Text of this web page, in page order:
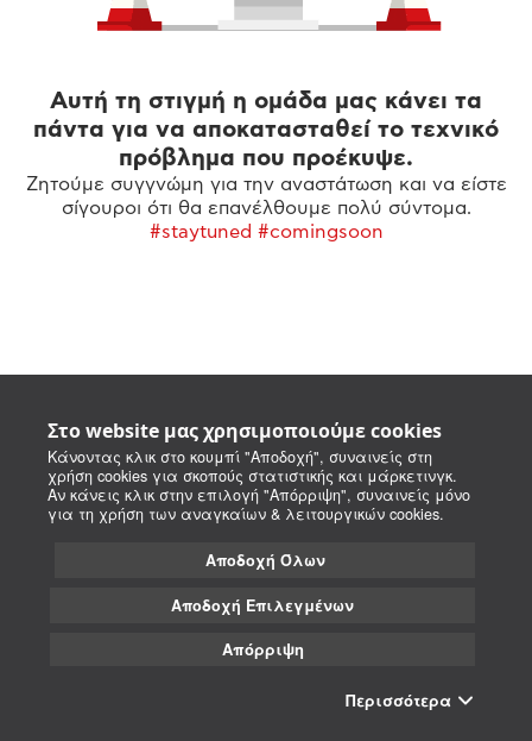
Στο website μας χρησιμοποιούμε cookies
Κάνοντας κλικ στο κουμπί "Αποδοχή", συναινείς στη
χρήση cookies για σκοπούς στατιστικής και μάρκετινγκ.
Αν κάνεις κλικ στην επιλογή "Απόρριψη", συναινείς μόνο
για τη χρήση των αναγκαίων & λειτουργικών cookies.
Αποδοχή Όλων
Αποδοχή Επιλεγμένων
Απόρριψη
Περισσότερα
Αυτή τη στιγμή η ομάδα μας κάνει τα
πάντα για να αποκατασταθεί το τεχνικό
πρόβλημα που προέκυψε.
Ζητούμε συγγνώμη για την αναστάτωση και να είστε
σίγουροι ότι θα επανέλθουμε πολύ σύντομα.
#staytuned #comingsoon